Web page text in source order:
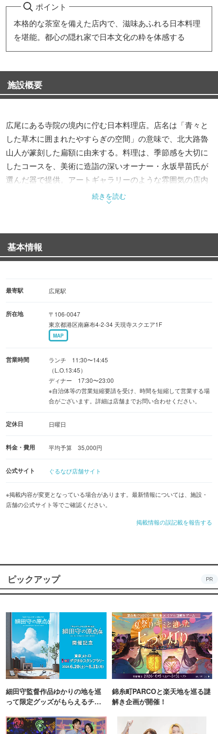
ポイント
本格的な茶室を備えた店内で、滋味あふれる日本料理
を堪能。都心の隠れ家で日本文化の粋を体感する
施設概要
広尾にある寺院の境内に佇む日本料理店。店名は「青々と
した草木に囲まれたやすらぎの空間」の意味で、北大路魯
山人が篆刻した扁額に由来する。料理は、季節感を大切に
したコースを、美術に造詣の深いオーナー・永坂早苗氏が
選んだ器で提供。アートギャラリーのような雰囲気の店内
には、炉を切った本格的な茶室も完備している。古今の日
本文化と芸術が息づく空間で、四季折々の滋味を満喫した
つ）。
続きを読む
基本情報
最寄駅 広尾駅
所在地
〒106-0047
東京都港区南麻布4-2-34 天現寺スクエア1F
MAP
営業時間
ランチ 11:30〜14:45
（L.O.13:45）
ディナー 17:30〜23:00
※自治体等の営業短縮要請を受け、時間を短縮して営業する場
合がございます。詳細は店舗までお問い合わせください。
定休日 日曜日
料金・費用 平均予算 35,000円
公式サイト ぐるなび店舗サイト
※掲載内容が変更となっている場合があります。最新情報については、施設・
店舗の公式サイト等でご確認ください。
掲載情報の誤記載を報告する
ピックアップ PR
細田守監督作品ゆかりの地を巡
って限定グッズがもらえるチャ
錦糸町PARCOと楽天地を巡る謎
解き企画が開催！